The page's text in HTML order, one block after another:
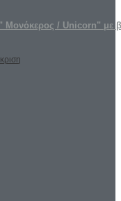
Μονόκερος / Unicorn" με